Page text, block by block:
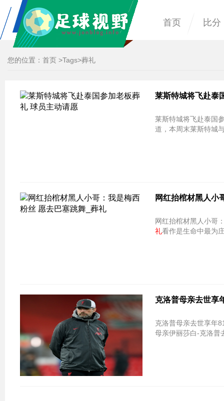
首页 比分
您的位置： 首页 >Tags>葬礼
莱斯特城将飞赴泰
莱斯特城将飞赴泰国
道，本周末莱斯特城
网红抬棺材黑人小
网红抬棺材黑人小哥
礼看作是生命中最为
克洛普母亲去世享
克洛普母亲去世享年
母亲伊丽莎白-克洛普